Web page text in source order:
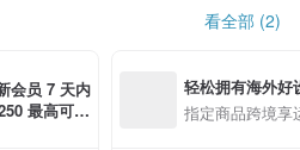
看全部 (2)
会员 7 天内
最高可折
轻松拥有海外好
指定商品跨境享